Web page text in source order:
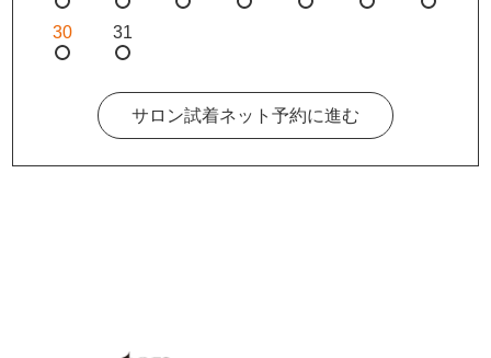
30 31
サロン試着ネット予約に進む